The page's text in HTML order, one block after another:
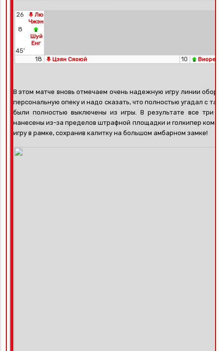
26
Лю
Чжэн
8
Шуй
Енг
45'
18
Цзян Сяоюй 10 Виорел
В этом матче вновь отмечаем очень надежную игру линии
персональную опеку и надо сказать, что полностью угадал с
были полностью выключены из игры. В результате все
нанесены из-за пределов штрафной площадки и голкипер
игру в рамке, сохранив калитку на большом амбарном замке!